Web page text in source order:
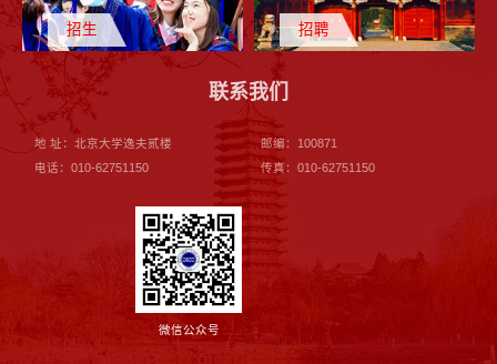
招生 招聘
联系我们
地 址：北京大学逸夫贰楼
邮编：100871
电话：010-62751150
传真：010-62751150
微信公众号